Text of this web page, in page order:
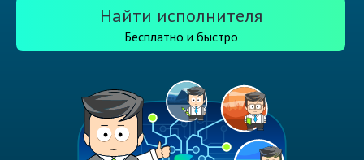
Найти исполнителя
Бесплатно и быстро